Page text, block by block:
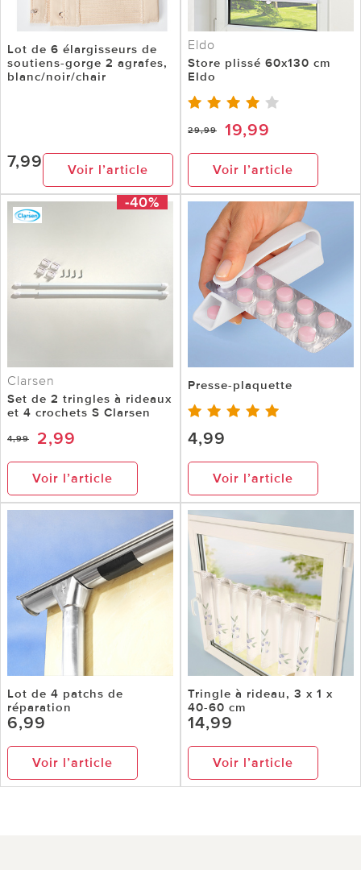
Lot de 6 élargisseurs de
soutiens-gorge 2 agrafes,
blanc/noir/chair
7,99 Voir l’article
Eldo
Store plissé 60x130 cm
Eldo
29,99 19,99
Voir l’article
-40%
Clarsen
Set de 2 tringles à rideaux
et 4 crochets S Clarsen
4,99 2,99
Voir l’article
Presse-plaquette
4,99
Voir l’article
Lot de 4 patchs de
réparation
6,99
Voir l’article
Tringle à rideau, 3 x 1 x
40-60 cm
14,99
Voir l’article